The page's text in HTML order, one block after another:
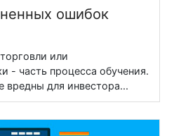
ошибок
или
- часть процесса обучения.
вредны для инвестора...